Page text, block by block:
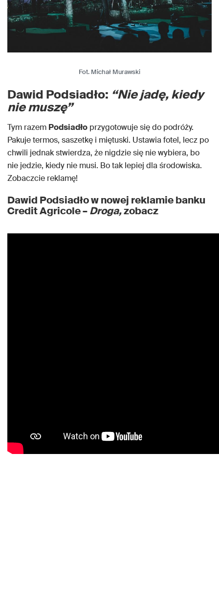
Fot. Michał Murawski
Dawid Podsiadło: “Nie jadę, kiedy
nie muszę”
Tym razem Podsiadło przygotowuje się do podróży.
Pakuje termos, saszetkę i miętuski. Ustawia fotel, lecz po
chwili jednak stwierdza, że nigdzie się nie wybiera, bo
nie jedzie, kiedy nie musi. Bo tak lepiej dla środowiska.
Zobaczcie reklamę!
Dawid Podsiadło w nowej reklamie banku
Credit Agricole –Droga,zobacz